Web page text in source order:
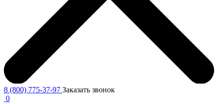
8 (800) 775-37-97 Заказать звонок
0